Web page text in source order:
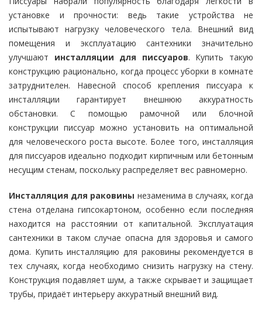
установке и прочности: ведь такие устройства не
испытывают нагрузку человеческого тела. Внешний вид
помещения и эксплуатацию сантехники значительно
улучшают инсталляции для писсуаров. Купить такую
конструкцию рационально, когда процесс уборки в комнате
затруднителен. Навесной способ крепления писсуара к
инсталляции гарантирует внешнюю аккуратность
обстановки. С помощью рамочной или блочной
конструкции писсуар можно установить на оптимальной
для человеческого роста высоте. Более того, инсталляция
для писсуаров идеально подходит кирпичным или бетонным
несущим стенам, поскольку распределяет вес равномерно.
Инсталляция для раковины незаменима в случаях, когда
стена отделана гипсокартоном, особенно если последняя
находится на расстоянии от капитальной. Эксплуатация
сантехники в таком случае опасна для здоровья и самого
дома. Купить инсталляцию для раковины рекомендуется в
тех случаях, когда необходимо снизить нагрузку на стену.
Конструкция подавляет шум, а также скрывает и защищает
трубы, придаёт интерьеру аккуратный внешний вид.